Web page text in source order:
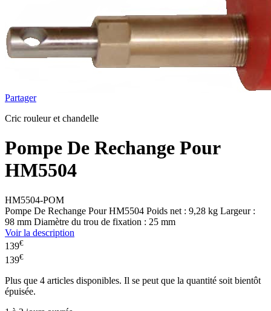
Partager
Cric rouleur et chandelle
Pompe De Rechange Pour
HM5504
HM5504-POM
Pompe De Rechange Pour HM5504 Poids net : 9,28 kg Largeur :
98 mm Diamètre du trou de fixation : 25 mm
Voir la description
139€
139€
Plus que 4 articles disponibles. Il se peut que la quantité soit bientôt
épuisée.